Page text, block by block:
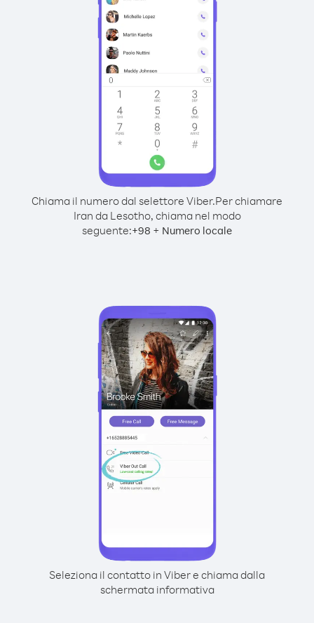
Chiama il numero dal selettore Viber.Per chiamare
Iran da Lesotho, chiama nel modo
seguente:+98 + Numero locale
Seleziona il contatto in Viber e chiama dalla
schermata informativa